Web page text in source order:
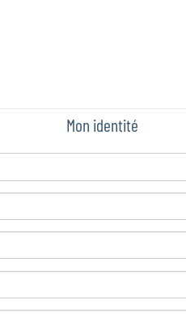
Mon identité